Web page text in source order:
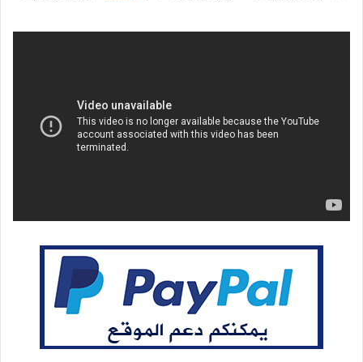
إلكترونيا